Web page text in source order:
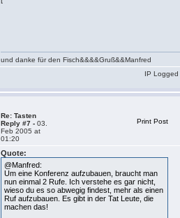
und danke für den Fisch&&&&Gruß&&Manfred
IP Logged
Re: Tasten
Reply #7 - 03.
Feb 2005 at
01:20
Print Post
Quote:
@Manfred:
Um eine Konferenz aufzubauen, braucht man
nun einmal 2 Rufe. Ich verstehe es gar nicht,
wieso du es so abwegig findest, mehr als einen
Ruf aufzubauen. Es gibt in der Tat Leute, die
machen das!